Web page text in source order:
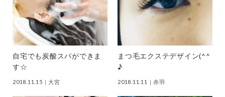
自宅でも炭酸スパができま
す☆
2018.11.15 ｜大宮
まつ毛エクステデザイン(^^
♪
2018.11.11 ｜赤羽